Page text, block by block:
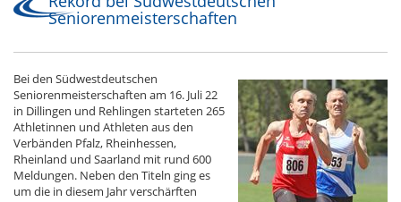
Seniorenmeisterschaften
Bei den Südwestdeutschen
Seniorenmeisterschaften am 16. Juli 22
in Dillingen und Rehlingen starteten 265
Athletinnen und Athleten aus den
Verbänden Pfalz, Rheinhessen,
Rheinland und Saarland mit rund 600
Meldungen. Neben den Titeln ging es
um die in diesem Jahr verschärften